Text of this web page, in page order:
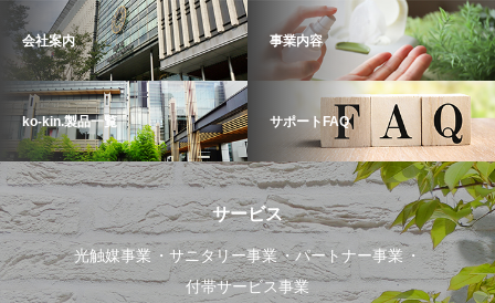
会社案内 事業内容
ko-kin.製品一覧 サポートFAQ
サービス
光触媒事業 サニタリー事業
パートナー事業
付帯サービス事業